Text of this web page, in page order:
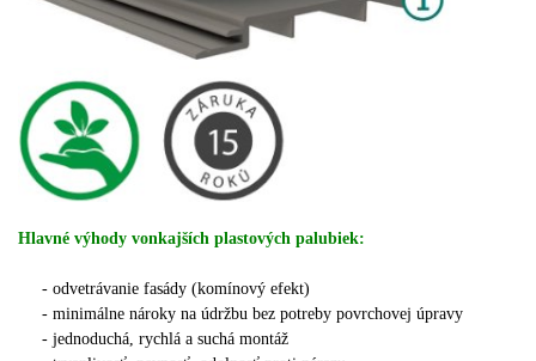
Hlavné výhody vonkajších plastových palubiek:
-odvetrávanie fasády (komínový efekt)
-minimálne nároky na údržbu bez potreby povrchovej úpravy
- jednoduchá, rychlá a suchá montáž